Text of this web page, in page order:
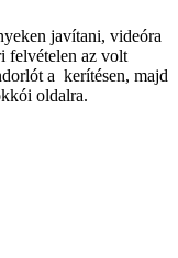
javítani, videóra
felvételen az volt
a kerítésen, majd
oldalra.